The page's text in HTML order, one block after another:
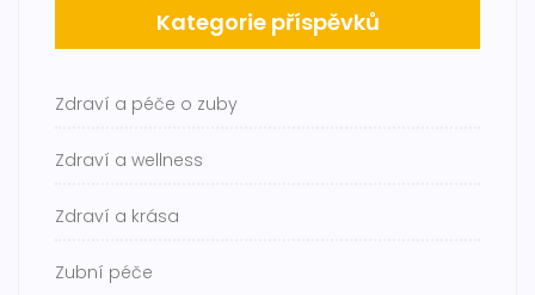
Kategorie příspěvků
Zdraví a péče o zuby
Zdraví a wellness
Zdraví a krása
Zubní péče